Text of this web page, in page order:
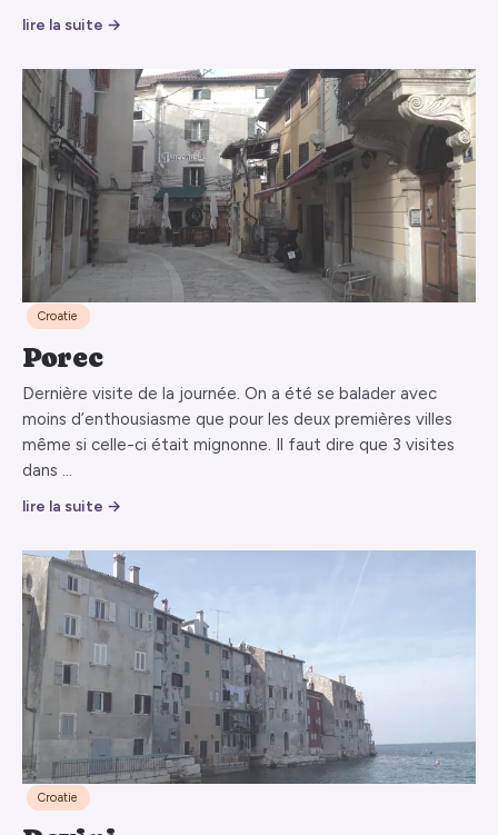
lire la suite →
Croatie
Porec
Dernière visite de la journée. On a été se balader avec
moins d’enthousiasme que pour les deux premières villes
même si celle-ci était mignonne. Il faut dire que 3 visites
dans …
lire la suite →
Croatie